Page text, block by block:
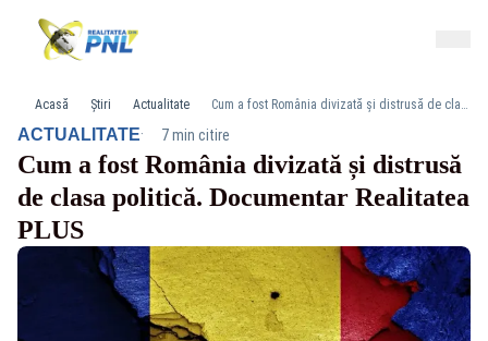
Acasă Știri Actualitate Cum a fost România divizată și distrusă de clasa politică. Documentar Realitatea PLUS
ACTUALITATE· 7 min citire
Cum a fost România divizată și distrusă
de clasa politică. Documentar Realitatea
PLUS